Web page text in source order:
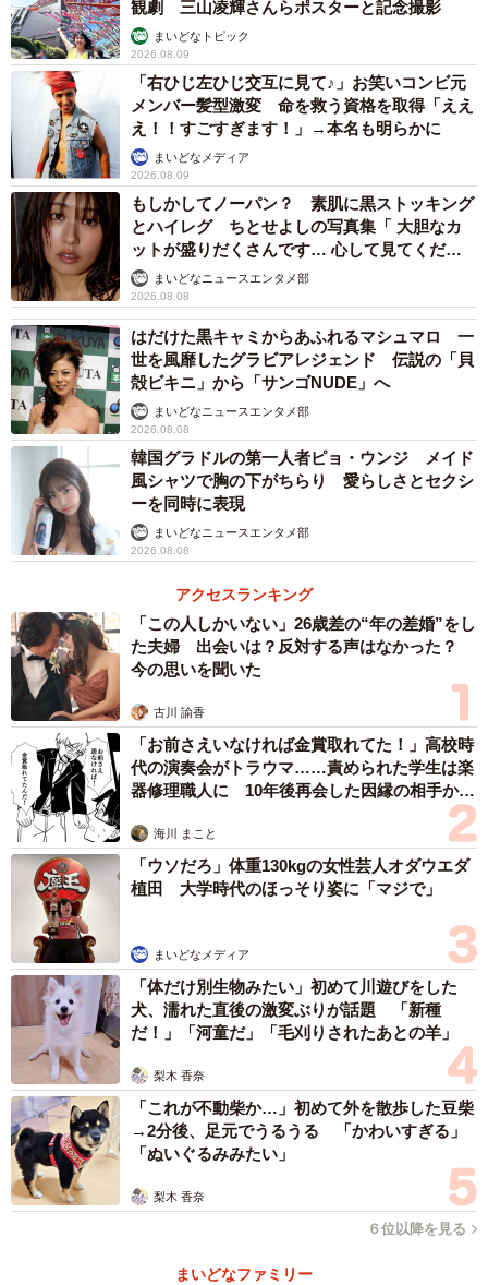
観劇 三山凌輝さんらポスターと記念撮影
まいどなトピック
2026.08.09
「右ひじ左ひじ交互に見て♪」お笑いコンビ元
メンバー髪型激変 命を救う資格を取得「ええ
え！！すごすぎます！」→本名も明らかに
まいどなメディア
2026.08.09
もしかしてノーパン？ 素肌に黒ストッキング
とハイレグ ちとせよしの写真集「 大胆なカ
ットが盛りだくさんです… 心して見てくださ
い」まいどなニュースエンタメ部
2026.08.08
はだけた黒キャミからあふれるマシュマロ 一
世を風靡したグラビアレジェンド 伝説の「貝
殻ビキニ」から「サンゴNUDE」へ
まいどなニュースエンタメ部
2026.08.08
韓国グラドルの第一人者ピョ・ウンジ メイド
風シャツで胸の下がちらり 愛らしさとセクシ
ーを同時に表現
まいどなニュースエンタメ部
2026.08.08
アクセスランキング
「この人しかいない」26歳差の“年の差婚”をし
た夫婦 出会いは？反対する声はなかった？
今の思いを聞いた
古川 諭香
「お前さえいなければ金賞取れてた！」高校時
代の演奏会がトラウマ……責められた学生は楽
器修理職人に 10年後再会した因縁の相手から
海川 まこと
「ウソだろ」体重130kgの女性芸人オダウエダ
植田 大学時代のほっそり姿に「マジで」
まいどなメディア
「体だけ別生物みたい」初めて川遊びをした
犬、濡れた直後の激変ぶりが話題 「新種
だ！」「河童だ」「毛刈りされたあとの羊」
梨木 香奈
「これが不動柴か…」初めて外を散歩した豆柴
→2分後、足元でうるうる 「かわいすぎる」
「ぬいぐるみみたい」
梨木 香奈
６位以降を見る
まいどなファミリー